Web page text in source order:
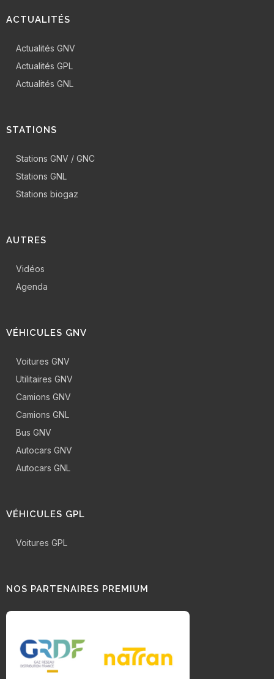
ACTUALITÉS
Actualités GNV
Actualités GPL
Actualités GNL
STATIONS
Stations GNV / GNC
Stations GNL
Stations biogaz
AUTRES
Vidéos
Agenda
VÉHICULES GNV
Voitures GNV
Utilitaires GNV
Camions GNV
Camions GNL
Bus GNV
Autocars GNV
Autocars GNL
VÉHICULES GPL
Voitures GPL
NOS PARTENAIRES PREMIUM